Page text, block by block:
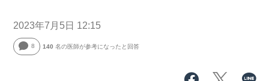
2023年7月5日 12:15
8 140 名の医師が参考になったと回答